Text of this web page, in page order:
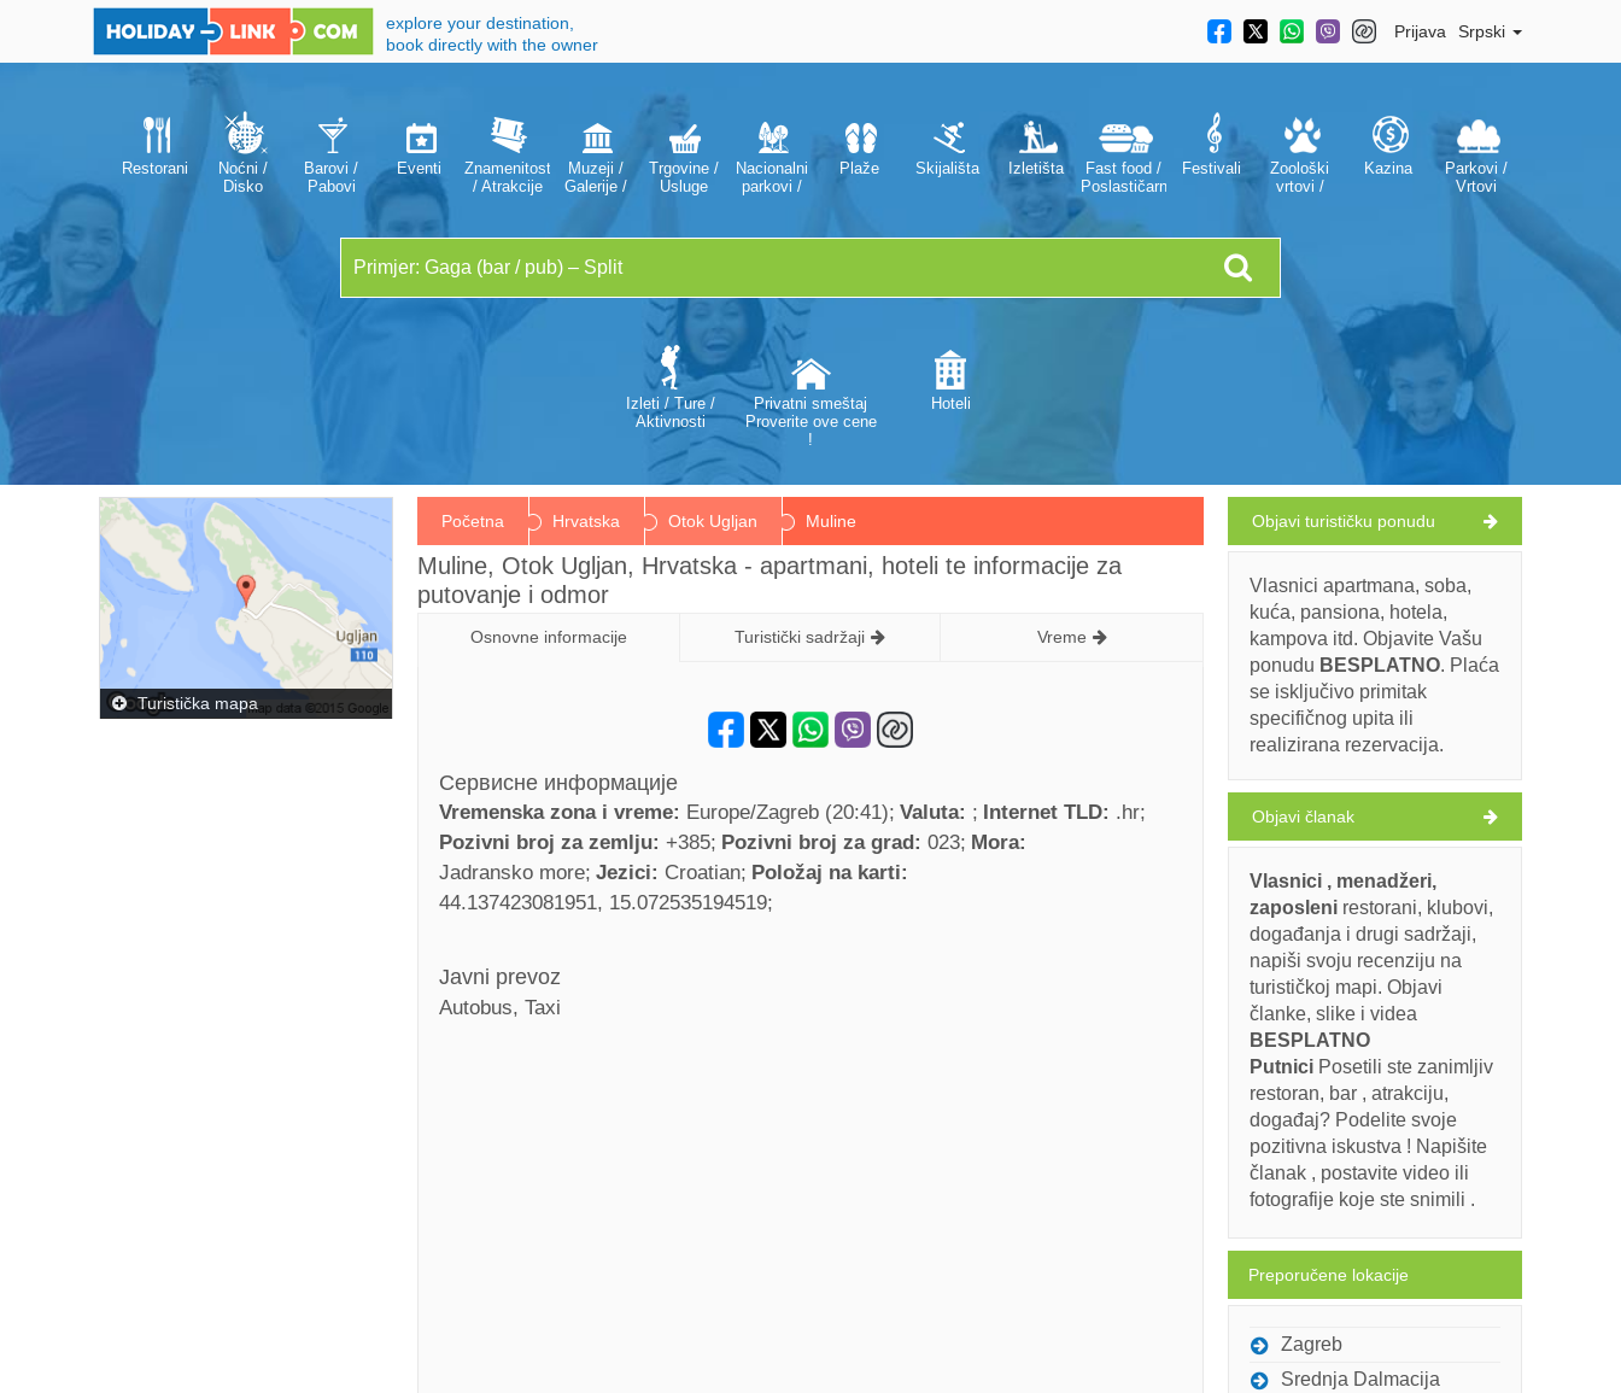
explore your destination,
book directly with the owner
Prijava Srpski
Restorani
Noćni /
Disko
Barovi /
Pabovi
Eventi
Znamenitosti
/ Atrakcije
Muzeji /
Galerije /
Trgovine /
Usluge
Nacionalni
parkovi /
Plaže Skijališta Izletišta
Fast food /
Poslastičarnice
Festivali
Zoološki
vrtovi /
Kazina
Parkovi /
Vrtovi
Izleti / Ture /
Aktivnosti
Privatni smeštaj
Proverite ove cene
!
Hoteli
Početna Hrvatska Otok Ugljan Muline
Muline, Otok Ugljan, Hrvatska - apartmani, hoteli te informacije za
putovanje i odmor
Osnovne informacije Turistički sadržaji Vreme
Сервисне информације
Vremenska zona i vreme: Europe/Zagreb (20:41) Valuta: Internet TLD: .hr
Pozivni broj za zemlju: +385 Pozivni broj za grad: 023 Mora:
Jadransko more Jezici: Croatian Položaj na karti:
44.137423081951, 15.072535194519
Javni prevoz
Autobus, Taxi
Turistička mapa
Objavi turističku ponudu
Vlasnici apartmana, soba,
kuća, pansiona, hotela,
kampova itd. Objavite Vašu
ponudu BESPLATNO. Plaća
se isključivo primitak
specifičnog upita ili
realizirana rezervacija.
Objavi članak
Vlasnici , menadžeri,
zaposleni restorani, klubovi,
događanja i drugi sadržaji,
napiši svoju recenziju na
turističkoj mapi. Objavi
članke, slike i videa
BESPLATNO
Putnici Posetili ste zanimljiv
restoran, bar , atrakciju,
događaj? Podelite svoje
pozitivna iskustva ! Napišite
članak , postavite video ili
fotografije koje ste snimili .
Preporučene lokacije
Zagreb
Srednja Dalmacija